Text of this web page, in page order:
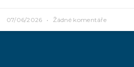
07/06/2026 Žádné komentáře